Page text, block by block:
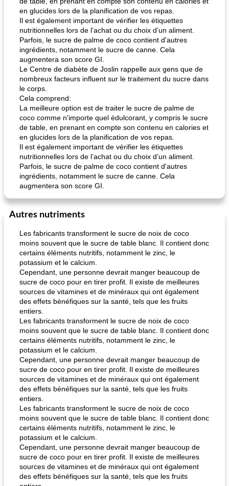
en glucides lors de la planification de vos repas.
Il est également important de vérifier les étiquettes
nutritionnelles lors de l’achat ou du choix d’un aliment.
Parfois, le sucre de palme de coco contient d'autres
ingrédients, notamment le sucre de canne. Cela
augmentera son score GI.
Le Centre de diabète de Joslin rappelle aux gens que de
nombreux facteurs influent sur le traitement du sucre dans
le corps.
Cela comprend:
La meilleure option est de traiter le sucre de palme de
coco comme n'importe quel édulcorant, y compris le sucre
de table, en prenant en compte son contenu en calories et
en glucides lors de la planification de vos repas.
Il est également important de vérifier les étiquettes
nutritionnelles lors de l’achat ou du choix d’un aliment.
Parfois, le sucre de palme de coco contient d'autres
ingrédients, notamment le sucre de canne. Cela
augmentera son score GI.
Autres nutriments
Les fabricants transforment le sucre de noix de coco
moins souvent que le sucre de table blanc. Il contient donc
certains éléments nutritifs, notamment le zinc, le
potassium et le calcium.
Cependant, une personne devrait manger beaucoup de
sucre de coco pour en tirer profit. Il existe de meilleures
sources de vitamines et de minéraux qui ont également
des effets bénéfiques sur la santé, tels que les fruits
entiers.
Les fabricants transforment le sucre de noix de coco
moins souvent que le sucre de table blanc. Il contient donc
certains éléments nutritifs, notamment le zinc, le
potassium et le calcium.
Cependant, une personne devrait manger beaucoup de
sucre de coco pour en tirer profit. Il existe de meilleures
sources de vitamines et de minéraux qui ont également
des effets bénéfiques sur la santé, tels que les fruits
entiers.
Les fabricants transforment le sucre de noix de coco
moins souvent que le sucre de table blanc. Il contient donc
certains éléments nutritifs, notamment le zinc, le
potassium et le calcium.
Cependant, une personne devrait manger beaucoup de
sucre de coco pour en tirer profit. Il existe de meilleures
sources de vitamines et de minéraux qui ont également
des effets bénéfiques sur la santé, tels que les fruits